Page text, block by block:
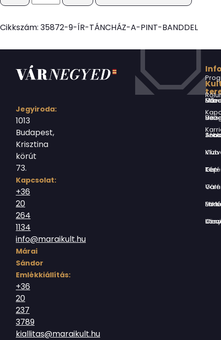
Cikkszám: 35872-9-ÍR-TÁNCHÁZ-A-PINT-BANDDEL
Jegyiroda:
1013
Budapest,
Krisztina
körút
73.
Kapcsolat:
+36
20
264
1134
info@maraikult.hu
Márai
Sándor
Emlékkiállítás:
+36
20
237
3789
kiallitas@maraikult.hu
Márai Sándor Művelődési Ház
Virág Benedek Ház
Jókai Anna
Vízivárosi Klub
Tér-Kép
Várnegyed
Borsos
Országház